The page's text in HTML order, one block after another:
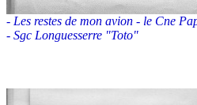
- Les restes de mon avion - le Cne
- Sgc Longuesserre "Toto"